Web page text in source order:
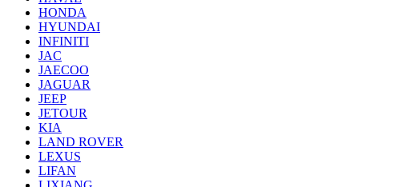
HONDA
HYUNDAI
INFINITI
JAC
JAECOO
JAGUAR
JEEP
JETOUR
KIA
LAND ROVER
LEXUS
LIFAN